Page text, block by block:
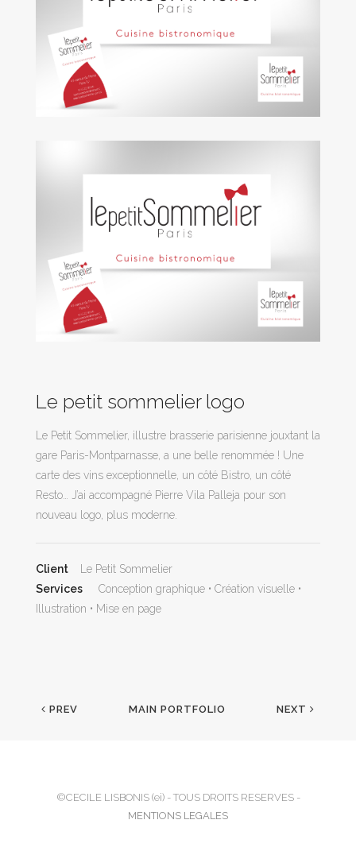
Le petit sommelier logo
Le Petit Sommelier, illustre brasserie parisienne jouxtant la
gare Paris-Montparnasse, a une belle renommée ! Une
carte des vins exceptionnelle, un côté Bistro, un côté
Resto… J’ai accompagné Pierre Vila Palleja pour son
nouveau logo, plus moderne.
Client
Le Petit Sommelier
Services
Conception graphique • Création visuelle •
Illustration • Mise en page
PREV MAIN PORTFOLIO NEXT
©CECILE LISBONIS (ei) - TOUS DROITS RESERVES -
MENTIONS LEGALES